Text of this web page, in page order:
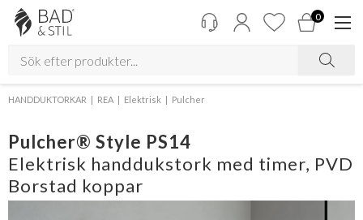
0
HANDDUKTORKAR REA Elektrisk Pulcher
Pulcher® Style PS14
Elektrisk handdukstork med timer, PVD
Borstad koppar